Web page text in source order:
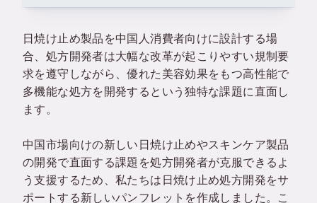
日焼け止め製品を中国人消費者向けに設計する場
合、処方開発者は大幅な改革が起こりやすい規制要
求を遵守しながら、優れた美容効果をもつ高性能で
多機能な処方を開発するという独特な課題に直面し
ます。
中国市場向けの新しい日焼け止めやスキンケア製品
の開発で直面する課題を処方開発者が克服できるよ
う支援するため、私たちは日焼け止め処方開発をサ
ポートする新しいパンフレットを作成しました。こ